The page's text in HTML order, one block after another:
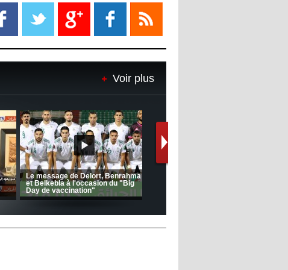
propriétaire
Le Barça savoure sa première
place et chambre le Real Madrid
de matchs"
12:39 - 2022/11/06
Real : Les dirigeants veulent le
départ d'Hazard cet hiver
Voir plus
(Coupe de la CAF) Nkana FC 1 -
CRB 0